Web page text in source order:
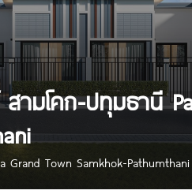
ามโคก-ปทุมธานี
Town Samkhok-